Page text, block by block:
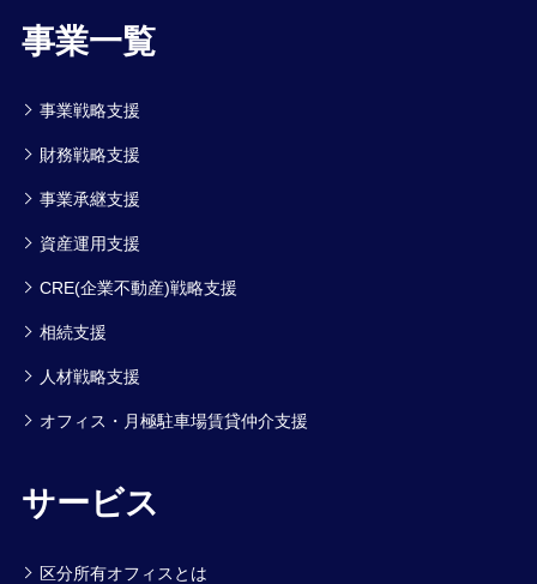
事業一覧
事業戦略支援
財務戦略支援
事業承継支援
資産運用支援
CRE(企業不動産)戦略支援
相続支援
人材戦略支援
オフィス・月極駐車場賃貸仲介支援
サービス
区分所有オフィスとは